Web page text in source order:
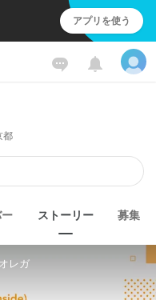
アプリを使う
都
ー ストーリー 募集
レガ